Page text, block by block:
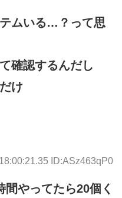
ムいる…？って思
確認するんだし
け
ID:ASz463qP0
やってたら20個く